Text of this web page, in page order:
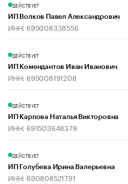
ДЕЙСТВУЕТ
ИП Волков Павел Александрович
ИНН: 695008338556
ДЕЙСТВУЕТ
ИП Комендантов Иван Иванович
ИНН: 695008191208
ДЕЙСТВУЕТ
ИП Карпова Наталья Викторовна
ИНН: 691503648379
ДЕЙСТВУЕТ
ИП Голубева Ирина Валерьевна
ИНН: 690808521791